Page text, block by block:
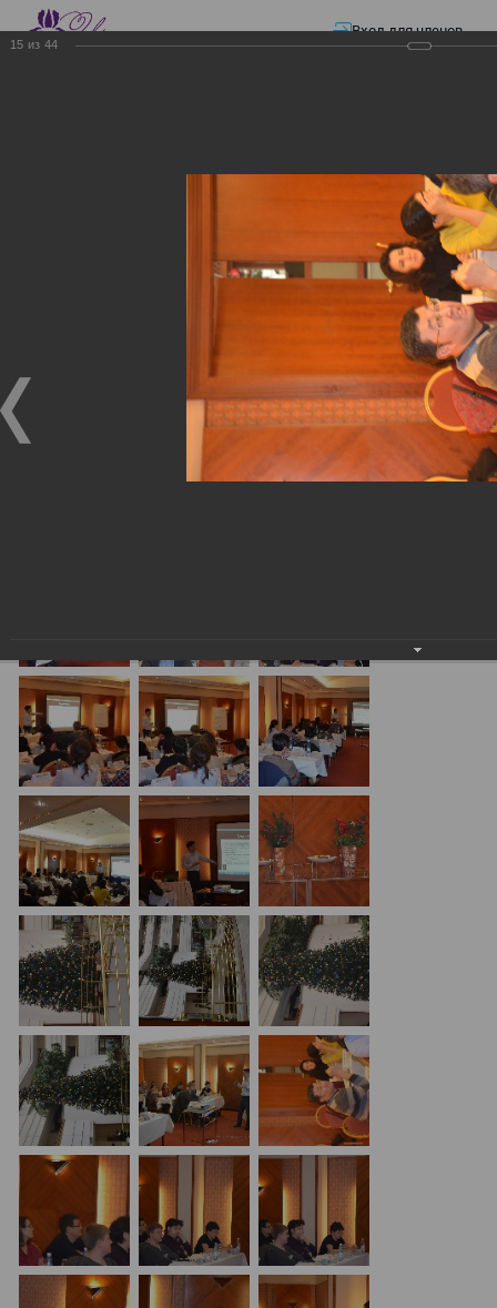
Вход для членов
Семинар по разъяснению норм
Семинар по разъяснению
норм Закона «О
ТРАНСФЕРТНОМ
ЦЕНООБРАЗОВАНИИ»
Семинар по разъяснению норм Закона «О
ТРАНСФЕРТНОМ ЦЕНООБРАЗОВАНИИ»
15 из 44